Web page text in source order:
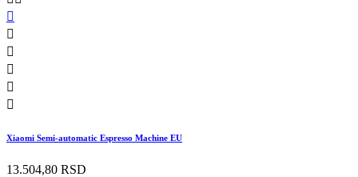






Xiaomi Semi-automatic Espresso Machine EU
13.504,80 RSD